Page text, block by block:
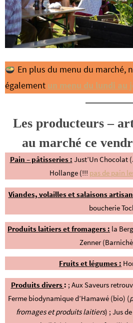
En plus du menu du marché,
également un menu du lundi au
Les producteurs –
au marché ce
Pain – pâtisseries : Just’Un Chocolat
Hollange (!!! pas de pain
Viandes, volailles et salaisons
boucherie
Produits laitiers et fromagers : la
Zenner
Fruits et légumes :
Produits divers : ; Aux Saveurs
Ferme biodynamique d’Hamawé (bio) (
fromages et produits laitiers) ; Jus